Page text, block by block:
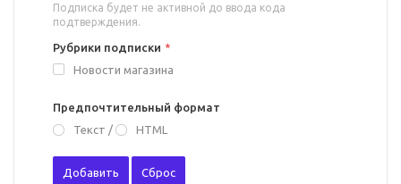
Подписка будет не активной до ввода кода
подтверждения.
Рубрики подписки *
Новости магазина
Предпочтительный формат
Текст / HTML